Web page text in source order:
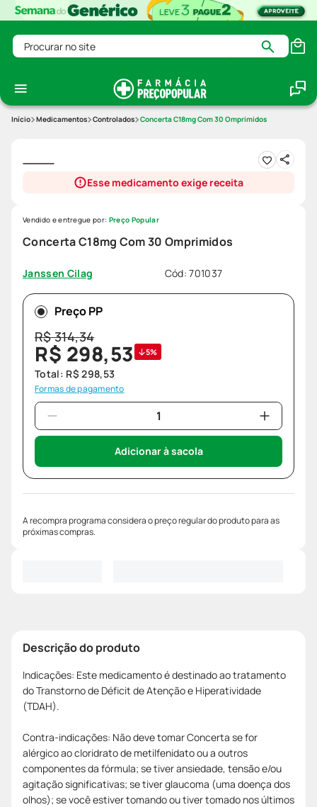
Procurar no site
Medicamentos Controlados Concerta C18mg Com 30 Omprimidos
Esse medicamento exige receita
Concerta C18mg Com 30 Omprimidos
Janssen Cilag Cód:701037
Vendido e entregue por: Preço Popular
Preço PP
R$314,34
R$ 298,53 5%
Total: R$ 298,53
Formas de pagamento
Adicionar à sacola
A recompra programa considera o preço regular do produto para as
próximas compras.
Descrição do produto
Indicações: Este medicamento é destinado ao tratamento
do Transtorno de Déficit de Atenção e Hiperatividade
(TDAH).
Contra-indicações: Não deve tomar Concerta se for
alérgico ao cloridrato de metilfenidato ou a outros
componentes da fórmula; se tiver ansiedade, tensão e/ou
agitação significativas; se tiver glaucoma (uma doença dos
olhos); se você estiver tomando ou tiver tomado nos últimos